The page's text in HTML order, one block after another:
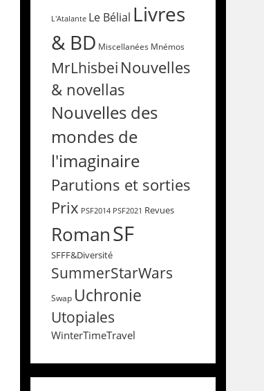
L'Atalante Le Bélial Livres
& BD Miscellanées Mnémos
MrLhisbei Nouvelles
& novellas
Nouvelles des
mondes de
l'imaginaire
Parutions et sorties
Prix PSF2014 PSF2021 Revues
RomanSF
SFFF&Diversité
SummerStarWars
Swap Uchronie
Utopiales
WinterTimeTravel